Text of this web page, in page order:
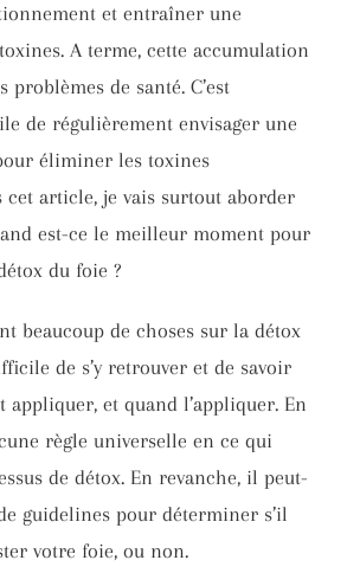
et entraîner une
A terme, cette accumulation
de santé. C’est
de régulièrement envisager une
éliminer les toxines
cet article, je vais surtout aborder
est-ce le meilleur moment pour
du foie ?
beaucoup de choses sur la détox
de s’y retrouver et de savoir
appliquer, et quand l’appliquer. En
règle universelle en ce qui
de détox. En revanche, il peut-
guidelines pour déterminer s’il
votre foie, ou non.